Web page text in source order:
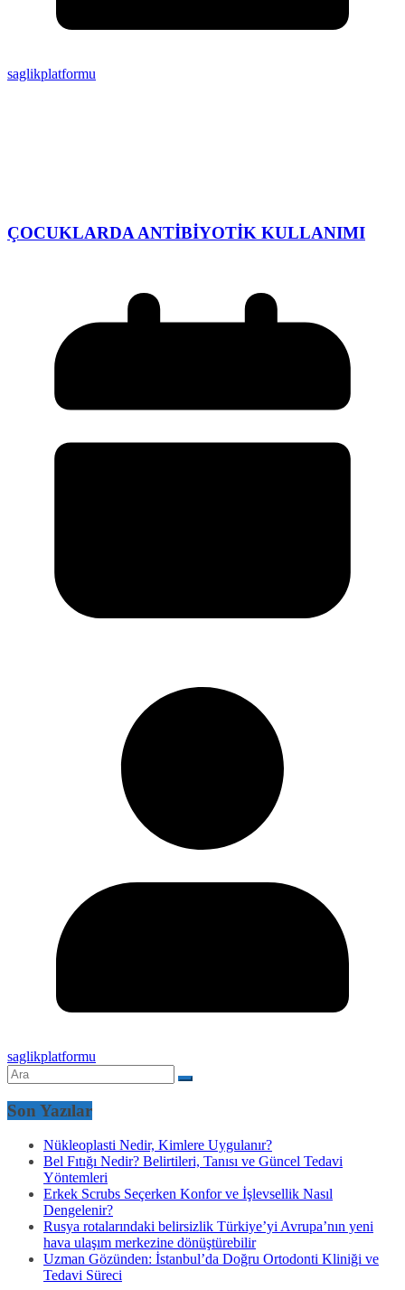
saglikplatformu
ÇOCUKLARDA ANTİBİYOTİK KULLANIMI
saglikplatformu
Son Yazılar
Nükleoplasti Nedir, Kimlere Uygulanır?
Bel Fıtığı Nedir? Belirtileri, Tanısı ve Güncel Tedavi
Yöntemleri
Erkek Scrubs Seçerken Konfor ve İşlevsellik Nasıl
Dengelenir?
Rusya rotalarındaki belirsizlik Türkiye’yi Avrupa’nın yeni
hava ulaşım merkezine dönüştürebilir
Uzman Gözünden: İstanbul’da Doğru Ortodonti Kliniği ve
Tedavi Süreci